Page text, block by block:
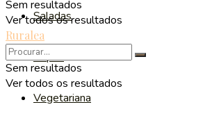
Saladas
Sopas
Vegetariana
Sem resultados
Ver todos os resultados
Ruralea
Sem resultados
Ver todos os resultados